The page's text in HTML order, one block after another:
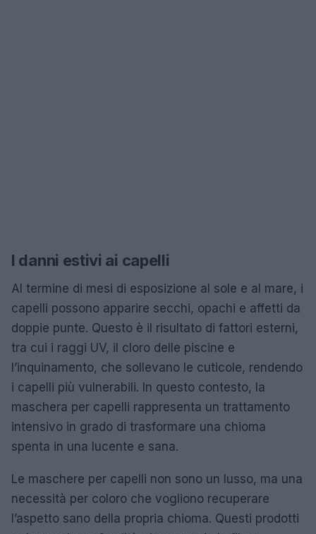
I danni estivi ai capelli
Al termine di mesi di esposizione al sole e al mare, i
capelli possono apparire secchi, opachi e affetti da
doppie punte. Questo è il risultato di fattori esterni,
tra cui i raggi UV, il cloro delle piscine e
l’inquinamento, che sollevano le cuticole, rendendo
i capelli più vulnerabili. In questo contesto, la
maschera per capelli rappresenta un trattamento
intensivo in grado di trasformare una chioma
spenta in una lucente e sana.
Le maschere per capelli non sono un lusso, ma una
necessità per coloro che vogliono recuperare
l’aspetto sano della propria chioma. Questi prodotti